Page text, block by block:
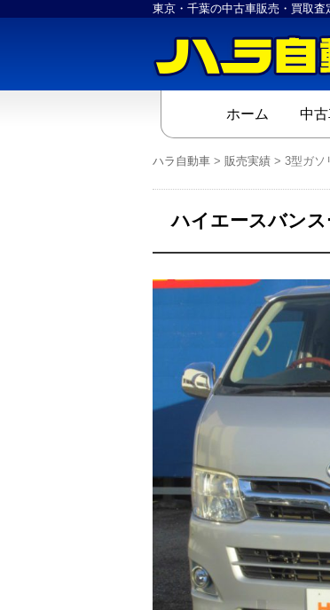
東京・千葉の中古車販売・買取査
ホーム 中
ハラ自動車 > 販売実績 > 3型ガソ
ハイエースバン